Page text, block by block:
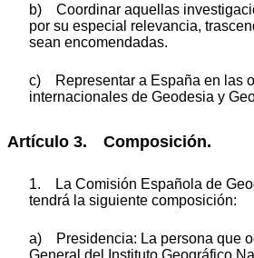
b) Coordinar aquellas
por su especial relevancia,
sean encomendadas.
c) Representar a España en las
internacionales de Geodesia y
Artículo 3. Composición.
1. La Comisión Española de
tendrá la siguiente composición:
a) Presidencia: La persona que